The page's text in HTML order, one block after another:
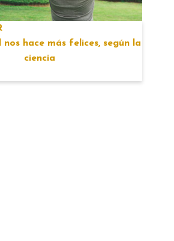
nos hace más felices, según la
ciencia